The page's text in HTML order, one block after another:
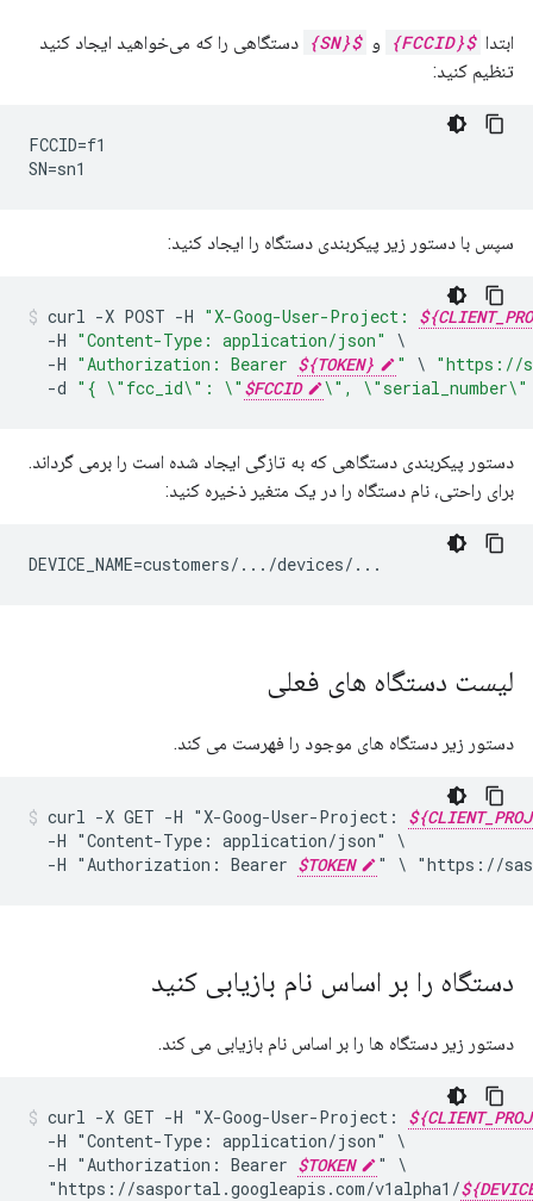
ابتدا ${FCCID} و ${SN}
دستگاهی را که می‌خواهید ایجاد کنید
تنظیم کنید:
FCCID=f1
SN=sn1
سپس با دستور زیر پیکربندی دستگاه را ایجاد کنید:
curl -X POST -H "X-Goog-User-Project:
-H "Content-Type: application/json"
-H "Authorization: Bearer ${TOKEN} " \ "https://
-d "{ \" fcc_id\" : \" $FCCID \" , \"serial_number\"
دستور پیکربندی دستگاهی که به تازگی ایجاد شده است را برمی گرداند.
برای راحتی، نام دستگاه را در یک متغیر ذخیره کنید:
DEVICE_NAME=customers/.../devices/...
لیست دستگاه های فعلی
دستور زیر دستگاه های موجود را فهرست می کند.
curl -X GET -H "X-Goog-User-Project:
-H "Content-Type: application/json"
-H "Authorization: Bearer $TOKEN " \ "https://
دستگاه را بر اساس نام بازیابی کنید
دستور زیر دستگاه ها را بر اساس نام بازیابی می کند.
curl -X GET -H "X-Goog-User-Project:
-H "Content-Type: application/json"
-H "Authorization: Bearer $TOKEN "
"https://sasportal.googleapis.com/v1alpha1/